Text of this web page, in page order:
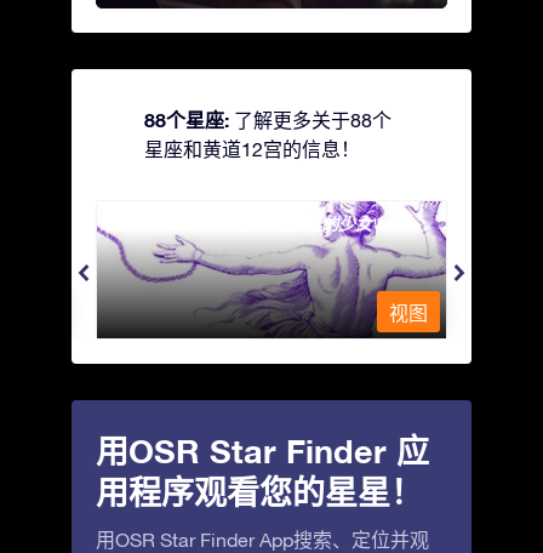
88个星座: 了解更多关于88个
星座和黄道12宫的信息！
Andromeda - 被铁链锁着的少女
视图
用OSR Star Finder 应
用程序观看您的星星！
用OSR Star Finder App搜索、定位并观